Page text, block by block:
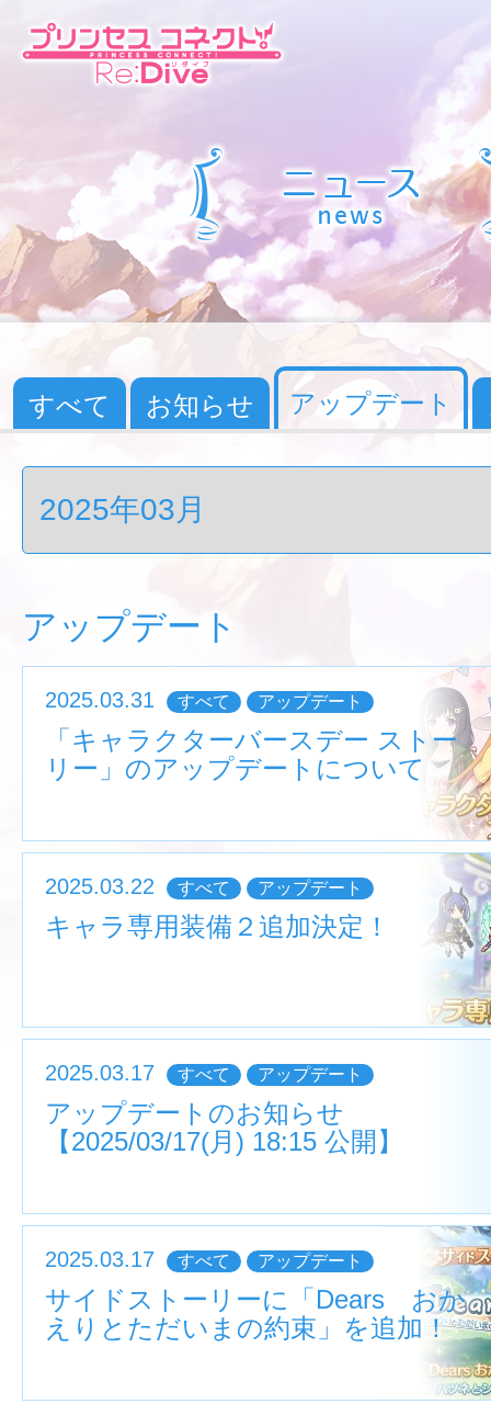
すべて お知らせ アップデート
アップデート
2025.03.31 すべて アップデート
「キャラクターバースデー ストー
リー」のアップデートについて
2025.03.22 すべて アップデート
キャラ専用装備２追加決定！
2025.03.17 すべて アップデート
アップデートのお知らせ
【2025/03/17(月) 18:15 公開】
2025.03.17 すべて アップデート
サイドストーリーに「Dears おか
えりとただいまの約束」を追加！